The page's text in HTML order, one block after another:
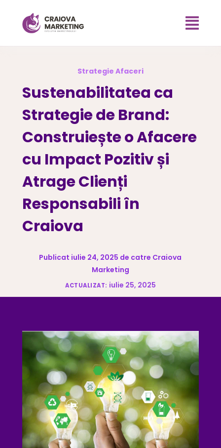

Strategie Afaceri
Sustenabilitatea ca
Strategie de Brand:
Construiește o Afacere
cu Impact Pozitiv și
Atrage Clienți
Responsabili în
Craiova
Publicat iulie 24, 2025 de catre Craiova
Marketing
ACTUALIZAT: iulie 25, 2025